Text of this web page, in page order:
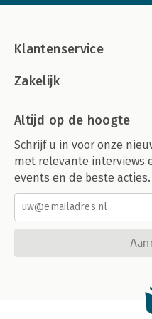
Klantenservice
Zakelijk
Altijd op de hoogte
Schrijf u in voor onze
met relevante interviews
events en de beste acties.